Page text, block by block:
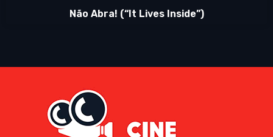
Não Abra! (“It Lives Inside”)